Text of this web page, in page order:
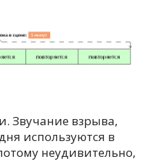
Звучание взрыва,
используются в
неудивительно,